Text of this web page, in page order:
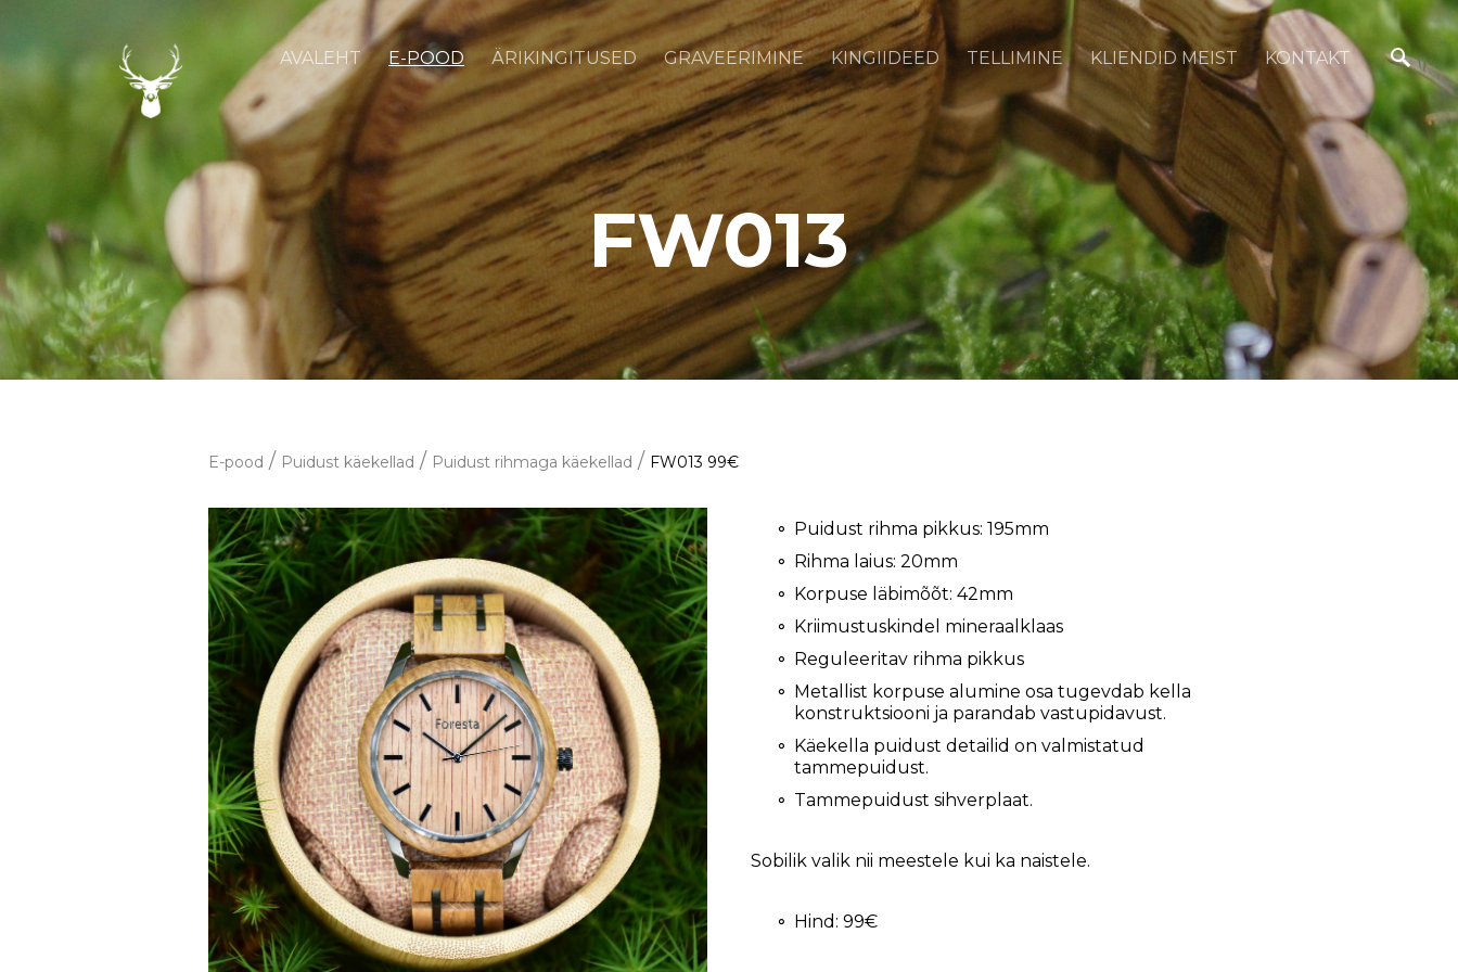
AVALEHT E-POOD ÄRIKINGITUSED GRAVEERIMINE KINGIIDEED TELLIMINE KLIENDID MEIST KONTAKT
FW013
E-pood / Puidust käekellad / Puidust rihmaga käekellad / FW013 99€
Puidust rihma pikkus: 195mm
Rihma laius: 20mm
Korpuse läbimõõt: 42mm
Kriimustuskindel mineraalklaas
Reguleeritav rihma pikkus
Metallist korpuse alumine osa tugevdab kella
konstruktsiooni ja parandab vastupidavust.
Käekella puidust detailid on valmistatud
tammepuidust.
Tammepuidust sihverplaat.
Sobilik valik nii meestele kui ka naistele.
Hind: 99€